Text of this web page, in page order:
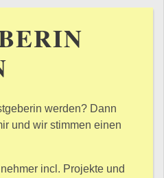
werden? Dann
und wir stimmen einen
incl. Projekte und